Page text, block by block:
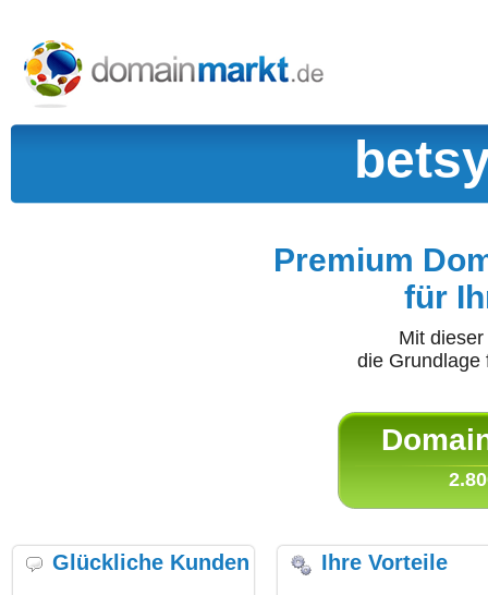
Premium
für
Mit
die
Glückliche Kunden Ihre Vorteile